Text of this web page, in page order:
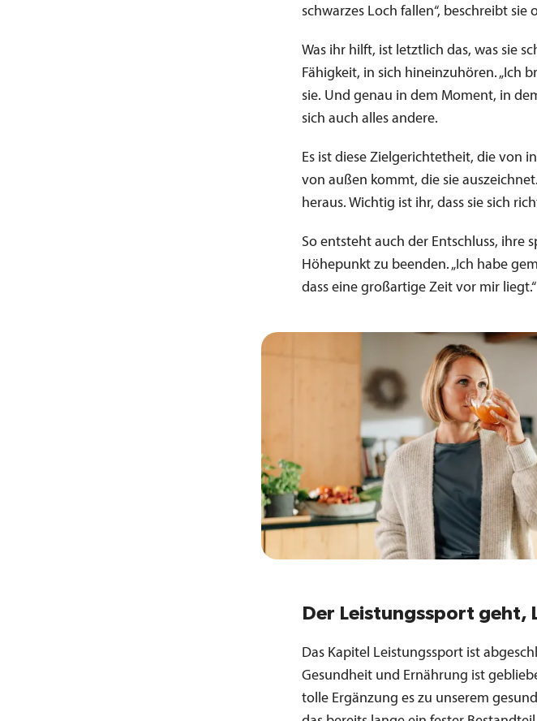
schwarzes Loch fallen“, beschreibt sie
Was ihr hilft, ist letztlich das, was sie
Fähigkeit, in sich hineinzuhören. „Ich
sie. Und genau in dem Moment, in
sich auch alles andere.
Es ist diese Zielgerichtetheit, die von
von außen kommt, die sie
heraus. Wichtig ist ihr, dass sie sich
So entsteht auch der Entschluss, ihre
Höhepunkt zu beenden. „Ich habe
dass eine großartige Zeit vor mir liegt.“
Der Leistungssport geht,
Das Kapitel Leistungssport ist
Gesundheit und Ernährung ist
tolle Ergänzung es zu unserem